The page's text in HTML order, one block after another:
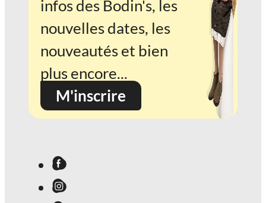
infos des Bodin's, les
nouvelles dates, les
nouveautés et bien
plus encore...
M'inscrire